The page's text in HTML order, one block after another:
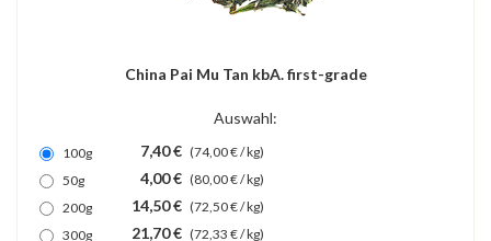
China Pai Mu Tan kbA. first-grade
Auswahl:
100g 7,40 € (74,00 € / kg)
50g
4,00 € (80,00 € / kg)
200g
14,50 € (72,50 € / kg)
300g
21,70 € (72,33 € / kg)